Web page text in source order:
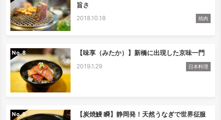
旨さ
2018.10.18 焼肉
No. 【味享（みたか）】新橋に出現した京味一門
2019.1.29 日本料理
No.
【炭焼鰻 瞬】静岡発！天然うなぎで世界征服